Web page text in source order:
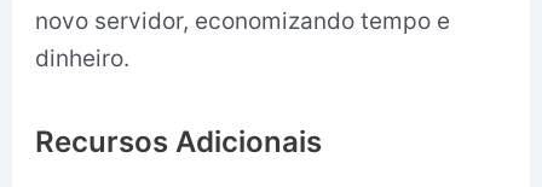
novo servidor, economizando tempo e
dinheiro.
Recursos Adicionais